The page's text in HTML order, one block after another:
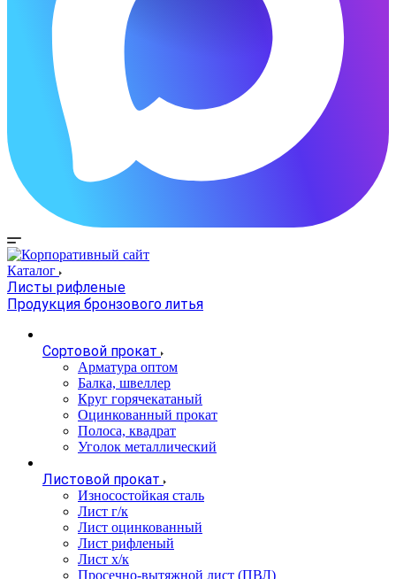
Каталог
Листы рифленые
Продукция бронзового литья
Сортовой прокат
Арматура оптом
Балка, швеллер
Круг горячекатаный
Оцинкованный прокат
Полоса, квадрат
Уголок металлический
Листовой прокат
Износостойкая сталь
Лист г/к
Лист оцинкованный
Лист рифленый
Лист х/к
Просечно-вытяжной лист (ПВЛ)